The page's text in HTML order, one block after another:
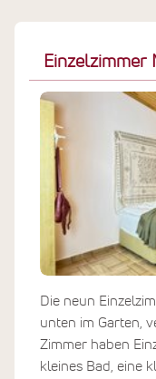
Einzelzimmer
Die neun
unten im Garten,
Zimmer haben
kleines Bad, eine